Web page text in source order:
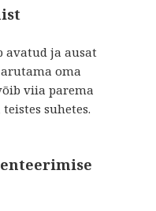
avatud ja ausat
oma
viia parema
suhetes.